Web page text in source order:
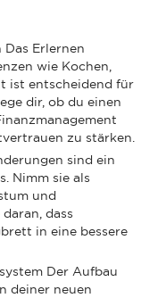
Erlernen
wie Kochen,
ist entscheidend für
dir, ob du einen
zu stärken.
sind ein
Nimm sie als
und
dass
in eine bessere
Der Aufbau
deiner neuen